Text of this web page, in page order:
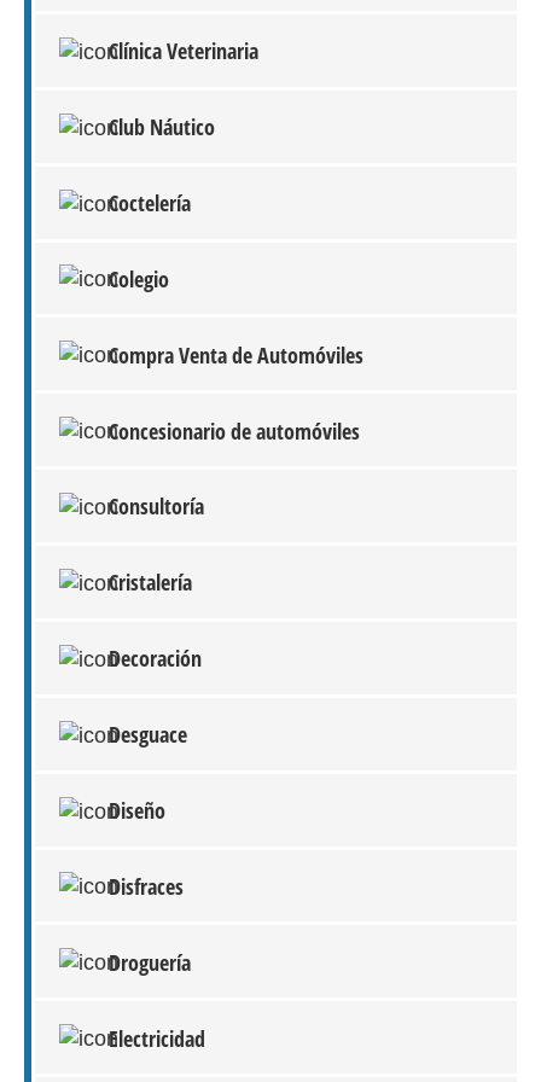
Clínica Veterinaria
Club Náutico
Coctelería
Colegio
Compra Venta de Automóviles
Concesionario de automóviles
Consultoría
Cristalería
Decoración
Desguace
Diseño
Disfraces
Droguería
Electricidad